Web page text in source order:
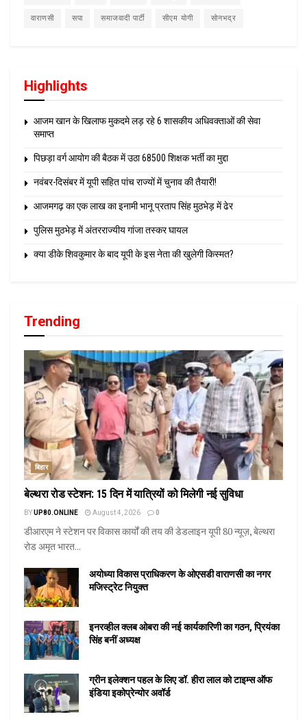
वाराणसी सपा समाजवादी पार्टी सीएम योगी सोनभद्र
Highlights
आजम खान के खिलाफ मुकदमे लड़ रहे 6 शासकीय अधिवक्ताओं की सेवा
समाप्त
पिछड़ा वर्ग आयोग की बैठक में उठा 68500 शिक्षक भर्ती का मुद्दा
नवंबर-दिसंबर में यूपी सहित पांच राज्यों में चुनाव की तैयारी!
आजमगढ़ का एक लाख का इनामी भानू प्रताप सिंह मुठभेड़ में ढेर
पुलिस मुठभेड़ में अंतरराज्यीय गांजा तस्कर घायल
क्या डीके शिवकुमार के बाद यूपी के इस नेता की खुलेगी किस्मत?
Trending
बिहार
बेल्थरा रोड स्टेशन: 15 दिन में यात्रियों को मिलेगी नई सुविधा
BYUP80.ONLINE August 4, 2026 0
डीआरएम ने स्टेशन पर विकास कार्यों की तय की डेडलाइन यूपी 80 न्यूज़, बेल्थरा
रोड अमृत भारत...
अयोध्या विकास प्राधिकरण के ओएसडी वाराणसी का नगर
मजिस्ट्रेट नियुक्त
इनरव्हील क्लब ओबरा की नई कार्यकारिणी का गठन, प्रियंका
सिंह बनीं अध्यक्ष
ग्रीन इलेक्शन पहल के लिए डॉ. हीरा लाल को टाइम्स ऑफ
इंडिया इकोप्रेन्योर अवॉर्ड